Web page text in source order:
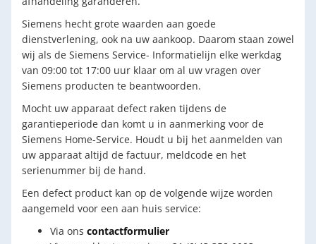
Siemens hecht grote waarden aan goede
dienstverlening, ook na uw aankoop. Daarom staan zowel
wij als de Siemens Service- Informatielijn elke werkdag
van 09:00 tot 17:00 uur klaar om al uw vragen over
Siemens producten te beantwoorden.
Mocht uw apparaat defect raken tijdens de
garantieperiode dan komt u in aanmerking voor de
Siemens Home-Service. Houdt u bij het aanmelden van
uw apparaat altijd de factuur, meldcode en het
serienummer bij de hand.
Een defect product kan op de volgende wijze worden
aangemeld voor een aan huis service:
Via ons contactformulier